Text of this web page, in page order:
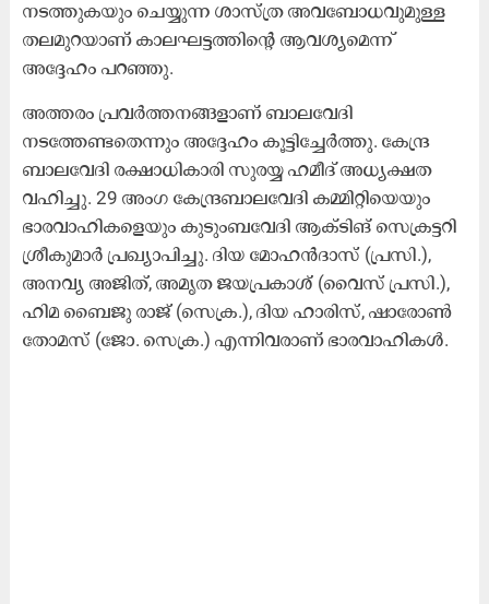
നടത്തുകയും ചെയ്യുന്ന ശാസ്ത്ര അവബോധവുമുള്ള
തലമുറയാണ് കാലഘട്ടത്തിന്‍റെ ആവശ്യമെന്ന്
അദ്ദേഹം പറഞ്ഞു.
അത്തരം പ്രവർത്തനങ്ങളാണ് ബാലവേദി
നടത്തേണ്ടതെന്നും അദ്ദേഹം കൂട്ടിച്ചേർത്തു. കേന്ദ്ര
ബാലവേദി രക്ഷാധികാരി സുരയ്യ ഹമീദ് അധ്യക്ഷത
വഹിച്ചു. 29 അംഗ കേന്ദ്രബാലവേദി കമ്മിറ്റിയെയും
ഭാരവാഹികളെയും കുടുംബവേദി ആക്ടിങ് സെക്രട്ടറി
ശ്രീകുമാർ പ്രഖ്യാപിച്ചു. ദിയ മോഹൻദാസ് (പ്രസി.),
അനവ്യ അജിത്, അമൃത ജയപ്രകാശ് (വൈസ് പ്രസി.),
ഹിമ ബൈജു രാജ് (സെക്ര.), ദിയ ഹാരിസ്, ഷാരോൺ
തോമസ് (ജോ. സെക്ര.) എന്നിവരാണ് ഭാരവാഹികൾ.